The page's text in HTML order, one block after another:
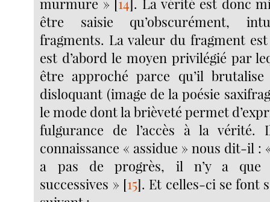
murmure » [14]. La vérité est donc
être saisie qu’obscurément,
fragments. La valeur du fragment
est d’abord le moyen privilégié par
être approché parce qu’il
disloquant (image de la poésie
le mode dont la brièveté permet
fulgurance de l’accès à la vérité.
connaissance « assidue » nous dit-il :
a pas de progrès, il n’y a que
successives » [15]. Et celles-ci se font